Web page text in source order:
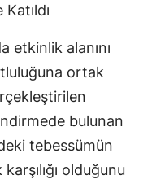
etkinlik alanını
ortak
bulunan
tebessümün
olduğunu